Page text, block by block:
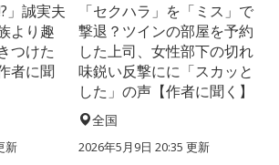
」誠実夫
より趣
つけた
者に聞
新
「セクハラ」を「ミス」で
撃退？ツインの部屋を予約
した上司、女性部下の切れ
味鋭い反撃にに「スカッと
した」の声【作者に聞く】
全国
2026年5月9日 20:35 更新